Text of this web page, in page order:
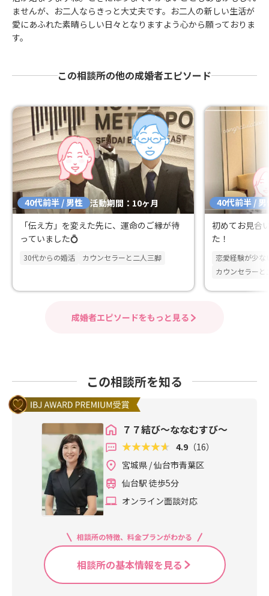
ませんが、お二人ならきっと大丈夫です。お二人の新しい生活が
愛にあふれた素晴らしい日々となりますよう心から願っておりま
す。
この相談所の他の成婚者エピソード
40代前半 / 男性 活動期間：10ヶ月
「伝え方」を変えた先に、運命のご縁が待
っていました💍
30代からの婚活 カウンセラーと二人三脚
40代前半 / 男
初めてお見合
た！
恋愛経験が少な
カウンセラーと
成婚者エピソードをもっと見る
この相談所を知る
７７結び～ななむすび～
4.9 （16）
宮城県 / 仙台市青葉区
仙台駅 徒歩5分
オンライン面談対応
相談所の特徴、料金プランがわかる
相談所の基本情報を見る